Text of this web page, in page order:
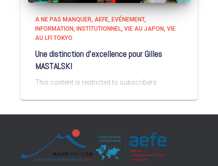
A NE PAS MANQUER AEFE EVÉNEMENT
INFORMATION
INSTITUTIONNEL VIE AU JAPON VIE
AU LFI TOKYO
Une distinction d’excellence pour Gilles
MASTALSKI
This content is restricted to subscribers